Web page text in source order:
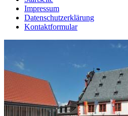
Impressum
Datenschutzerklärung
Kontaktformular